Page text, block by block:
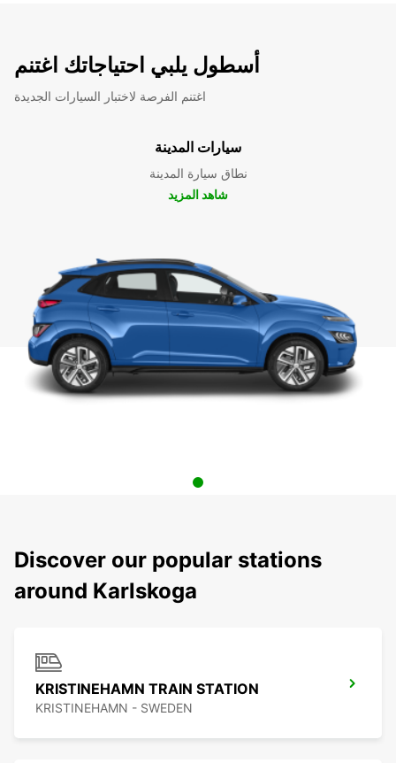
أسطول يلبي احتياجاتك اغتنم
اغتنم الفرصة لاختبار السيارات الجديدة
سيارات المدينة
نطاق سيارة المدينة
شاهد المزيد
Discover our popular stations
around Karlskoga
KRISTINEHAMN TRAIN STATION
KRISTINEHAMN - SWEDEN